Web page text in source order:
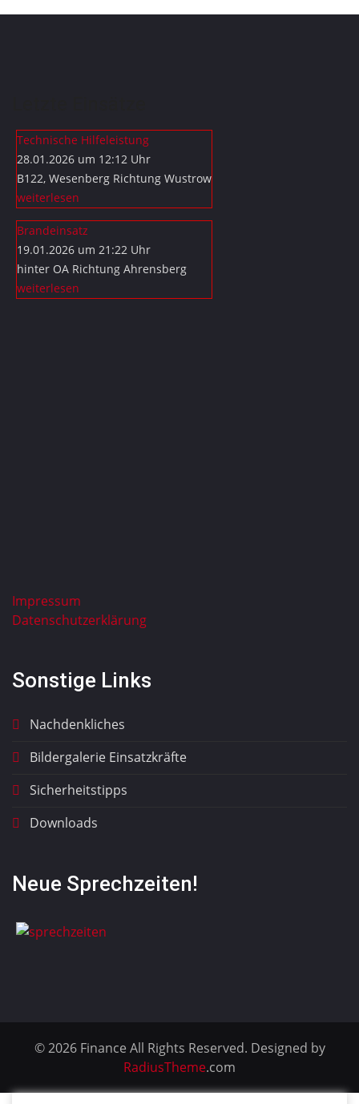
Technische Hilfeleistung
28.01.2026 um 12:12 Uhr
B122, Wesenberg Richtung Wustrow
weiterlesen
Brandeinsatz
19.01.2026 um 21:22 Uhr
hinter OA Richtung Ahrensberg
weiterlesen
Impressum
Datenschutzerklärung
Sonstige Links
Nachdenkliches
Bildergalerie Einsatzkräfte
Sicherheitstipps
Downloads
Neue Sprechzeiten!
© 2026 Finance All Rights Reserved. Designed by
RadiusTheme.com